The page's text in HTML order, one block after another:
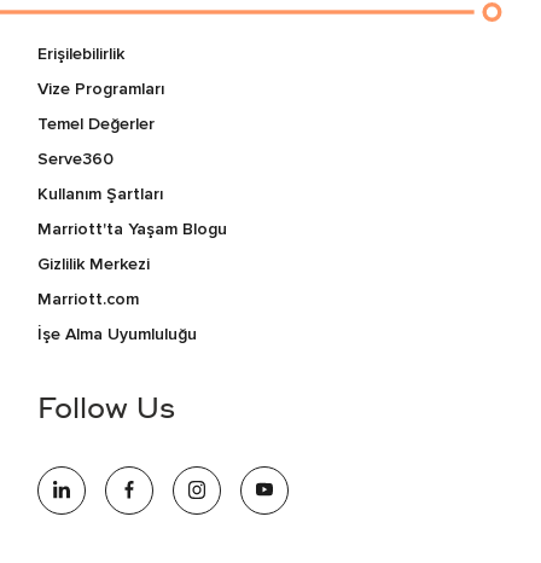
Erişilebilirlik
Vize Programları
Temel Değerler
Serve360
Kullanım Şartları
Marriott'ta Yaşam Blogu
Gizlilik Merkezi
Marriott.com
İşe Alma Uyumluluğu
Follow Us